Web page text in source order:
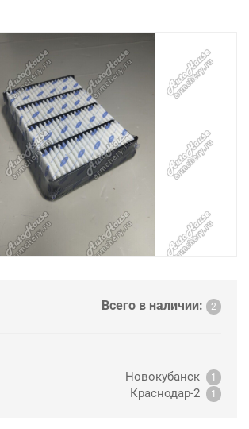
Всего в наличии: 2
Новокубанск 1
Краснодар-2 1